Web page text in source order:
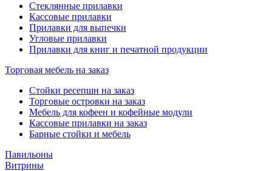
Стеклянные прилавки
Кассовые прилавки
Прилавки для выпечки
Угловые прилавки
Прилавки для книг и печатной продукции
Торговая мебель на заказ
Стойки ресепшн на заказ
Торговые островки на заказ
Мебель для кофеен и кофейные модули
Кассовые прилавки на заказ
Барные стойки и мебель
Павильоны
Витрины